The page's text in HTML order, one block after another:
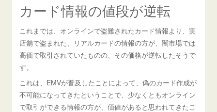
カード情報の値段が逆転
これまでは、オンラインで盗難されたカード情報より、実
店舗で盗まれた、リアルカードの情報の方が、闇市場では
高価で取引されていたものの、その価格が逆転したそうで
す。
これは、EMVが普及したことによって、偽のカード作成が
不可能になってきたということで、少なくともオンライン
で取引ができる情報の方が、価値があると思われてきたこ